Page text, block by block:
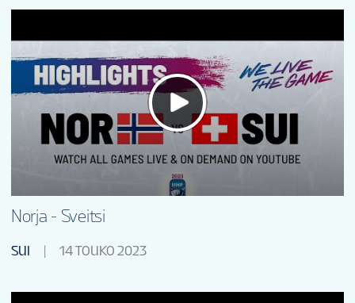
Norja - Sveitsi
SUI 14 TOUKO 2023